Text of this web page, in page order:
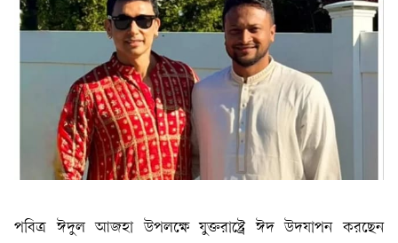
পবিত্র ঈদুল আজহা উপলক্ষে যুক্তরাষ্ট্রে ঈদ উদযাপন করছেন